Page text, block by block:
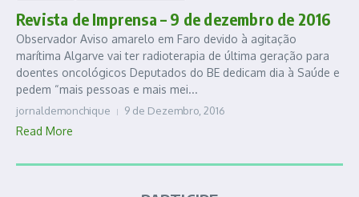
Revista de Imprensa – 9 de dezembro de 2016
Observador Aviso amarelo em Faro devido à agitação
marítima Algarve vai ter radioterapia de última geração para
doentes oncológicos Deputados do BE dedicam dia à Saúde e
pedem “mais pessoas e mais mei...
jornaldemonchique 9 de Dezembro, 2016
Read More